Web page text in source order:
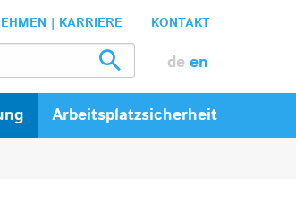
| KARRIERE KONTAKT
de en
Arbeitsplatzsicherheit